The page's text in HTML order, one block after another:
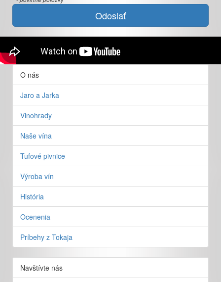
Odoslať
Video
viac videí
O nás
Jaro a Jarka
Vinohrady
Naše vína
Tufové pivnice
Výroba vín
História
Ocenenia
Príbehy z Tokaja
Navštívte nás